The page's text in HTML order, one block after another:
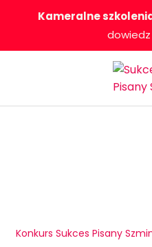
Kameralne
Konkurs Sukces Pisany
Strona główna
Konkurs Sukces
Pisany Szminką
Wsparcie dla